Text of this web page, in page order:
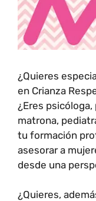
¿Quieres
en Crianza
¿Eres
matrona,
tu formación
asesorar a
desde una
¿Quieres,